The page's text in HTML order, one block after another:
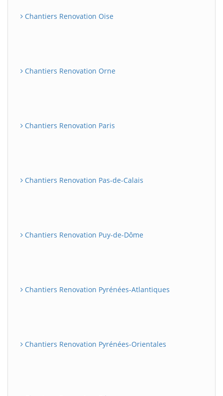
Chantiers Renovation Oise
Chantiers Renovation Orne
Chantiers Renovation Paris
Chantiers Renovation Pas-de-Calais
Chantiers Renovation Puy-de-Dôme
Chantiers Renovation Pyrénées-Atlantiques
Chantiers Renovation Pyrénées-Orientales